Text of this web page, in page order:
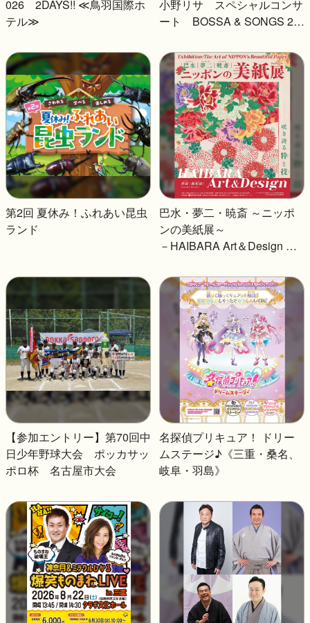
026 2DAYS!! ≪鳥羽国際ホ
テル≫
小野リサ スペシャルコンサ
ート BOSSA & SONGS 20
第2回 夏休み！ふれあい昆虫
ランド
巴水・夢二・暁斎 ～ニッポ
ンの美紙展～
－HAIBARA Art＆Design 咲
【参加エントリー】第70回中
日少年野球大会 ポッカサッ
ポロ杯 名古屋市大会
名探偵プリキュア！ ドリー
ムステージ♪《三重・桑名、
岐阜・羽島》